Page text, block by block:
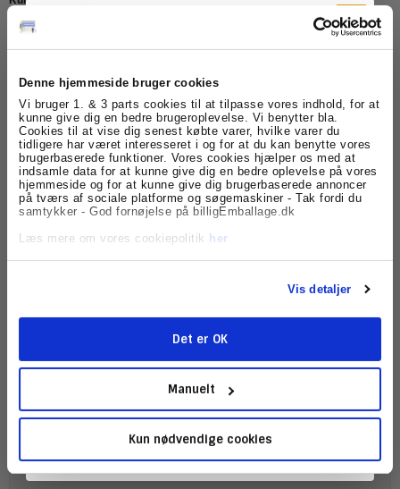
Denne hjemmeside bruger cookies
Vi bruger 1. & 3 parts cookies til at tilpasse vores indhold, for at
kunne give dig en bedre brugeroplevelse. Vi benytter bla.
Cookies til at vise dig senest købte varer, hvilke varer du
tidligere har været interesseret i og for at du kan benytte vores
brugerbaserede funktioner. Vores cookies hjælper os med at
indsamle data for at kunne give dig en bedre oplevelse på vores
hjemmeside og for at kunne give dig brugerbaserede annoncer
på tværs af sociale platforme og søgemaskiner - Tak fordi du
samtykker - God fornøjelse på billigEmballage.dk
Læs mere om vores cookiepolitik
her
Vis detaljer
Det er OK
Manuelt
Kun nødvendige cookies
Model/Varenr.: BOS001
Lagerstatus:
Varen er på lager.
Bundt Køb
Beskrivelse Specifikationer
Vægt ca. 124 gram pr. styk
Bogomslag er perfekt emballage til bøger og
tidsskrifter. I denne emballage ligger de pakket sikkert
Vi bruger bogomslag til bøger, tidsskrifter og brochurer.
Bogomslag er special udviklet emballage, som sikre
dine forsendelser. Køb dine bogomslag i dag her på
billigEmballage.dk
Tilmeld dig
nyhedsbrevet
Få skarpe tilbud, nyheder og eksklusive
kundefordele, direkte i din indbakke.
Tilmeld